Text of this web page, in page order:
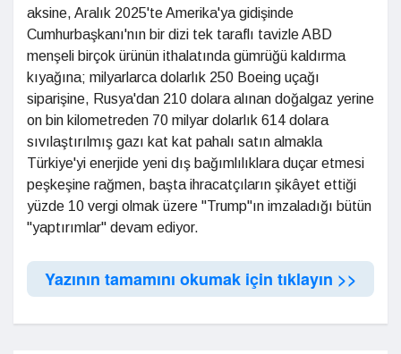
aksine, Aralık 2025'te Amerika'ya gidişinde
Cumhurbaşkanı'nın bir dizi tek taraflı tavizle ABD
menşeli birçok ürünün ithalatında gümrüğü kaldırma
kıyağına; milyarlarca dolarlık 250 Boeing uçağı
siparişine, Rusya'dan 210 dolara alınan doğalgaz yerine
on bin kilometreden 70 milyar dolarlık 614 dolara
sıvılaştırılmış gazı kat kat pahalı satın almakla
Türkiye'yi enerjide yeni dış bağımlılıklara duçar etmesi
peşkeşine rağmen, başta ihracatçıların şikâyet ettiği
yüzde 10 vergi olmak üzere "Trump"ın imzaladığı bütün
"yaptırımlar" devam ediyor.
Yazının tamamını okumak için tıklayın >>